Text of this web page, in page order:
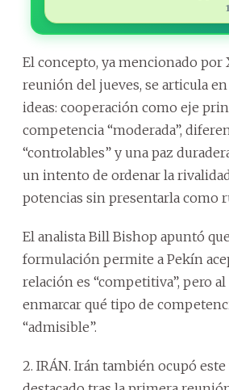
El concepto, ya mencionado por
reunión del jueves, se articula
ideas: cooperación como eje
competencia “moderada”,
“controlables” y una paz
un intento de ordenar la
potencias sin presentarla como
El analista Bill Bishop apuntó
formulación permite a Pekín
relación es “competitiva”, pero
enmarcar qué tipo de
“admisible”.
2. IRÁN. Irán también ocupó